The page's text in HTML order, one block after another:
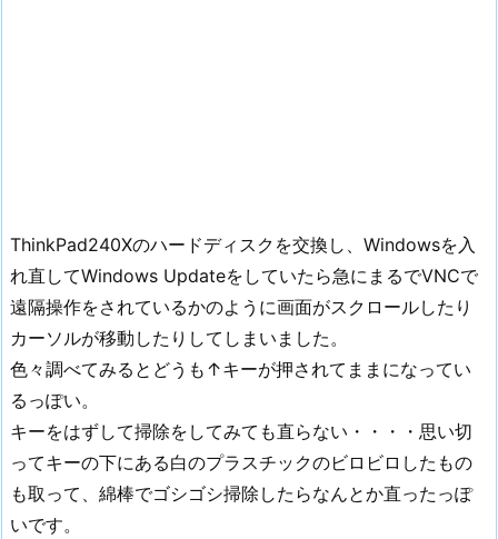
ThinkPad240Xのハードディスクを交換し、Windowsを入
れ直してWindows Updateをしていたら急にまるでVNCで
遠隔操作をされているかのように画面がスクロールしたり
カーソルが移動したりしてしまいました。
色々調べてみるとどうも↑キーが押されてままになってい
るっぽい。
キーをはずして掃除をしてみても直らない・・・・思い切
ってキーの下にある白のプラスチックのビロビロしたもの
も取って、綿棒でゴシゴシ掃除したらなんとか直ったっぽ
いです。